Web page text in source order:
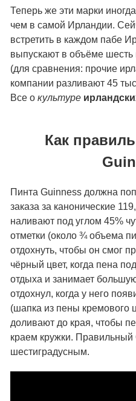
Теперь же эти марки
чем в самой Ирландии.
встретить в каждом пабе
выпускают в объёме шесть
(для сравнения: прочие
компании разливают 45
Все о культуре
Как
Пинта Guinness должна
заказа за канонические
наливают под углом 45%
отметки (около ¾ объема
отдохнуть, чтобы он смог
чёрный цвет, когда пена
отдыха и занимает
отдохнул, когда у него
(шапка из пены кремового
доливают до края, чтобы
краем кружки. Правильный
шестиградусным.